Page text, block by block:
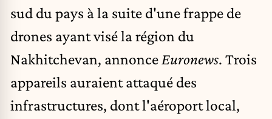
sud du pays à la suite d'une frappe de
drones ayant visé la région du
Nakhitchevan, annonce Euronews. Trois
appareils auraient attaqué des
infrastructures, dont l'aéroport local,